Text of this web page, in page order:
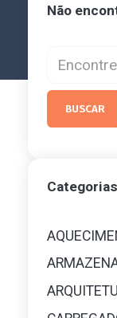
Não
Categorias